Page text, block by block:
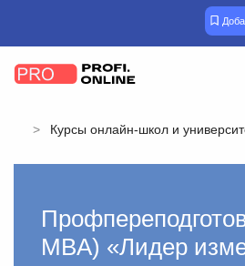
Курсы онлайн-школ и
MBA) «Лидер